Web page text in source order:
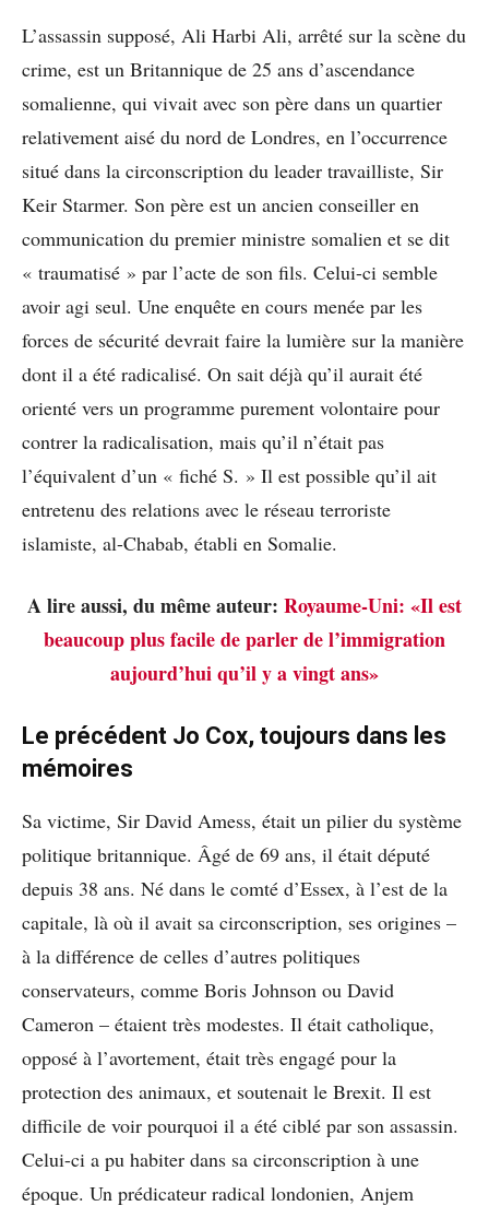
L’assassin supposé, Ali Harbi Ali, arrêté sur la scène du
crime, est un Britannique de 25 ans d’ascendance
somalienne, qui vivait avec son père dans un quartier
relativement aisé du nord de Londres, en l’occurrence
situé dans la circonscription du leader travailliste, Sir
Keir Starmer. Son père est un ancien conseiller en
communication du premier ministre somalien et se dit
« traumatisé » par l’acte de son fils. Celui-ci semble
avoir agi seul. Une enquête en cours menée par les
forces de sécurité devrait faire la lumière sur la manière
dont il a été radicalisé. On sait déjà qu’il aurait été
orienté vers un programme purement volontaire pour
contrer la radicalisation, mais qu’il n’était pas
l’équivalent d’un « fiché S. » Il est possible qu’il ait
entretenu des relations avec le réseau terroriste
islamiste, al-Chabab, établi en Somalie.
A lire aussi, du même auteur: Royaume-Uni: «Il est
beaucoup plus facile de parler de l’immigration
aujourd’hui qu’il y a vingt ans»
Le précédent Jo Cox, toujours dans les
mémoires
Sa victime, Sir David Amess, était un pilier du système
politique britannique. Âgé de 69 ans, il était député
depuis 38 ans. Né dans le comté d’Essex, à l’est de la
capitale, là où il avait sa circonscription, ses origines –
à la différence de celles d’autres politiques
conservateurs, comme Boris Johnson ou David
Cameron – étaient très modestes. Il était catholique,
opposé à l’avortement, était très engagé pour la
protection des animaux, et soutenait le Brexit. Il est
difficile de voir pourquoi il a été ciblé par son assassin.
Celui-ci a pu habiter dans sa circonscription à une
époque. Un prédicateur radical londonien, Anjem